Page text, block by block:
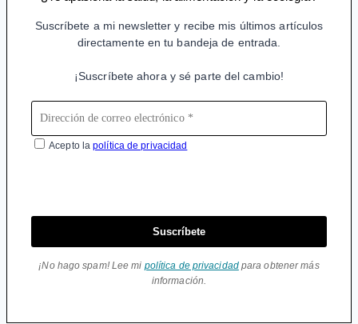
Suscríbete a mi newsletter y recibe mis últimos artículos
directamente en tu bandeja de entrada.
¡Suscríbete ahora y sé parte del cambio!
Acepto lapolítica de privacidad
Suscríbete
¡No hago spam! Lee mi política de privacidadpara obtener más
información.